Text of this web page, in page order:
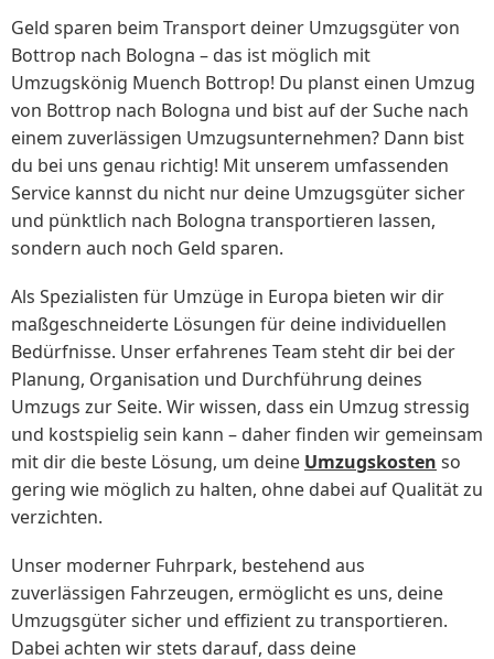
Geld sparen beim Transport deiner Umzugsgüter von
Bottrop nach Bologna – das ist möglich mit
Umzugskönig Muench Bottrop! Du planst einen Umzug
von Bottrop nach Bologna und bist auf der Suche nach
einem zuverlässigen Umzugsunternehmen? Dann bist
du bei uns genau richtig! Mit unserem umfassenden
Service kannst du nicht nur deine Umzugsgüter sicher
und pünktlich nach Bologna transportieren lassen,
sondern auch noch Geld sparen.
Als Spezialisten für Umzüge in Europa bieten wir dir
maßgeschneiderte Lösungen für deine individuellen
Bedürfnisse. Unser erfahrenes Team steht dir bei der
Planung, Organisation und Durchführung deines
Umzugs zur Seite. Wir wissen, dass ein Umzug stressig
und kostspielig sein kann – daher finden wir gemeinsam
mit dir die beste Lösung, um deine Umzugskosten so
gering wie möglich zu halten, ohne dabei auf Qualität zu
verzichten.
Unser moderner Fuhrpark, bestehend aus
zuverlässigen Fahrzeugen, ermöglicht es uns, deine
Umzugsgüter sicher und effizient zu transportieren.
Dabei achten wir stets darauf, dass deine